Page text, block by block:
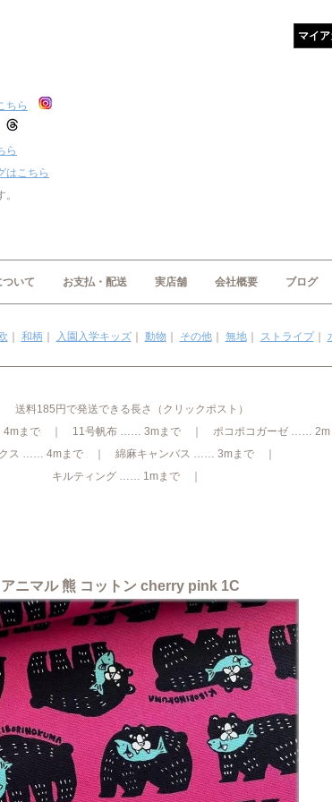
マイ
ちら
ら
はこちら
ついて お支払・配送 実店舗 会社概要 ブログ
和柄 入園入学キッズ｜ 動物 その他｜ 無地｜ ストライプ｜
送料185円で発送できる長さ（クリックポスト）
4mまで ｜ 11号帆布 …… 3mまで ｜ ポコポコガーゼ …… 2m
クス …… 4mまで ｜ 綿麻キャンバス …… 3mまで ｜
キルティング …… 1mまで ｜
ニマル 熊 コットン cherry pink 1C